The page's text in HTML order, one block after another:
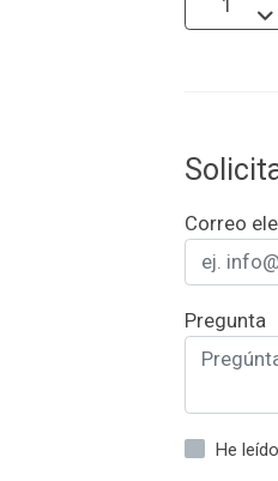
Correo
Pregunta
He